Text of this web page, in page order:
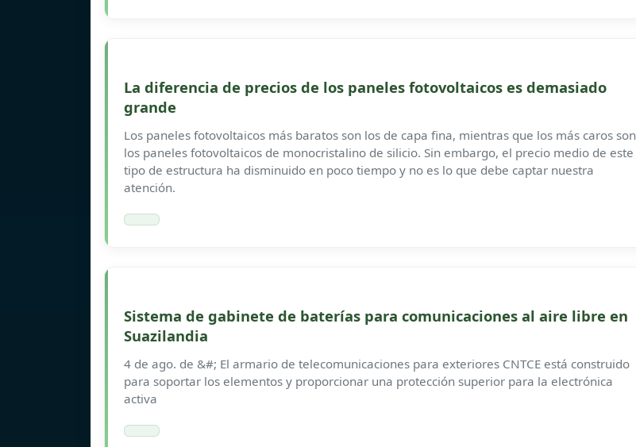
La diferencia de precios de los paneles fotovoltaicos es demasiado
grande
Los paneles fotovoltaicos más baratos son los de capa fina, mientras que los más caros son
los paneles fotovoltaicos de monocristalino de silicio. Sin embargo, el precio medio de este
tipo de estructura ha disminuido en poco tiempo y no es lo que debe captar nuestra
atención.
Sistema de gabinete de baterías para comunicaciones al aire libre en
Suazilandia
4 de ago. de &#; El armario de telecomunicaciones para exteriores CNTCE está construido
para soportar los elementos y proporcionar una protección superior para la electrónica
activa